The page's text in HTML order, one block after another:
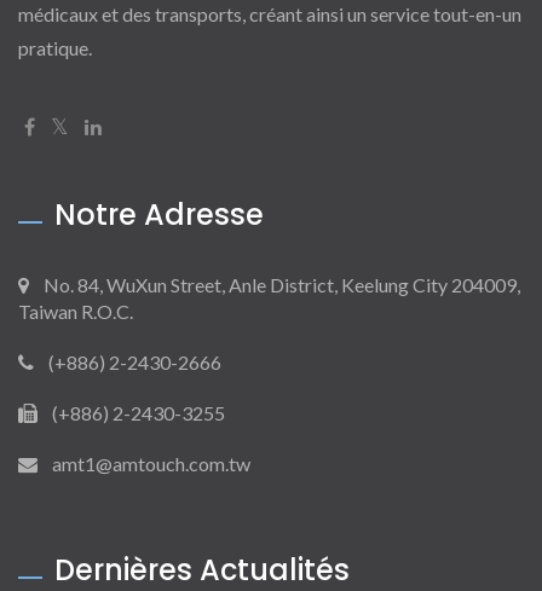
médicaux et des transports, créant ainsi un service tout-en-un
pratique.
Notre Adresse
No. 84, WuXun Street, Anle District, Keelung City 204009,
Taiwan R.O.C.
(+886) 2-2430-2666
(+886) 2-2430-3255
amt1@amtouch.com.tw
Dernières Actualités